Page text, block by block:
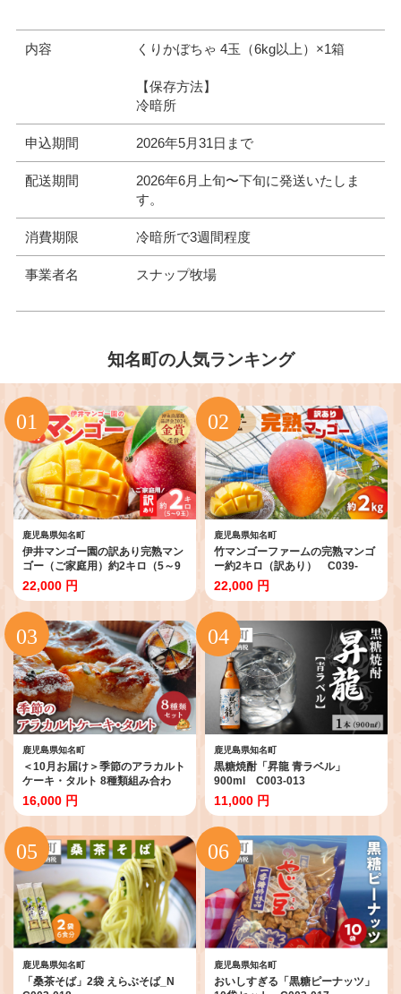
内容 くりかぼちゃ 4玉（6kg以上）×1箱
【保存方法】
冷暗所
申込期間 2026年5月31日まで
配送期間
2026年6月上旬〜下旬に発送いたしま
す。
消費期限 冷暗所で3週間程度
事業者名 スナップ牧場
知名町の人気ランキング
鹿児島県知名町
伊井マンゴー園の訳あり完熟マン
ゴー（ご家庭用）約2キロ（5～9
玉） C026-004
22,000 円
鹿児島県知名町
竹マンゴーファームの完熟マンゴ
ー約2キロ（訳あり） C039-
005-02
22,000 円
鹿児島県知名町
＜10月お届け＞季節のアラカルト
ケーキ・タルト 8種類組み合わ
せ C035-002-10
16,000 円
鹿児島県知名町
黒糖焼酎「昇龍 青ラベル」
900ml C003-013
11,000 円
鹿児島県知名町
「桑茶そば」2袋 えらぶそば_N
鹿児島県知名町
おいしすぎる「黒糖ピーナッツ」